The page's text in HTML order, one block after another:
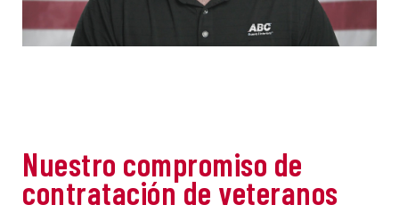
Nuestro compromiso de
contratación de veteranos